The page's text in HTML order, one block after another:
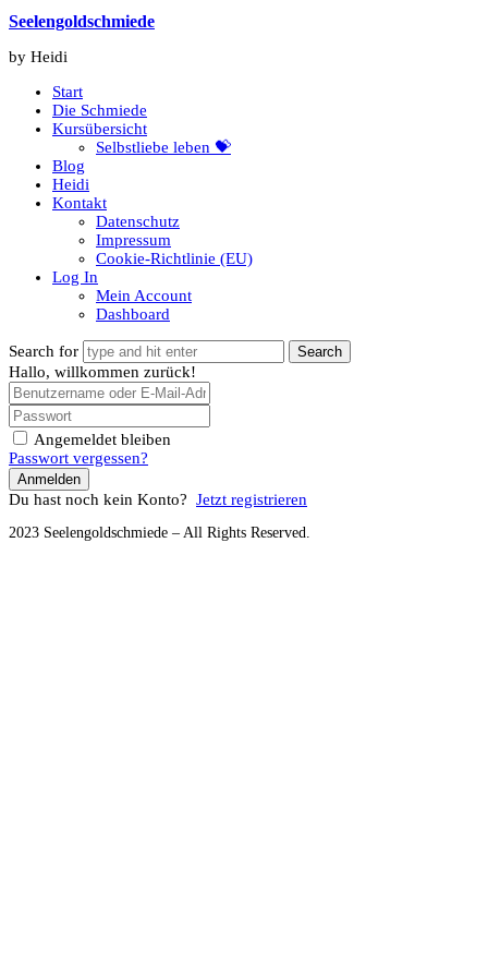
Seelengoldschmiede
Seelengoldschmiede
by Heidi
Start
Die Schmiede
Kursübersicht
Selbstliebe leben 💝
Blog
Heidi
Kontakt
Datenschutz
Impressum
Cookie-Richtlinie (EU)
Log In
Mein Account
Dashboard
Search for
Hallo, willkommen zurück!
Angemeldet bleiben
Passwort vergessen?
Anmelden
Du hast noch kein Konto? Jetzt registrieren
2023 Seelengoldschmiede – All Rights Reserved.